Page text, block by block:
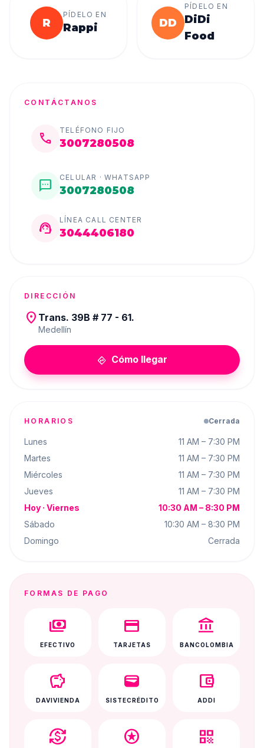
R
PÍDELO EN
Rappi DD
PÍDELO EN
DiDi
Food
CONTÁCTANOS
call
TELÉFONO FIJO
3007280508
sms
CELULAR · WHATSAPP
3007280508
support_agent
LÍNEA CALL CENTER
3044406180
DIRECCIÓN
place Trans. 39B # 77 - 61.
Medellín
directions Cómo llegar
HORARIOS Cerrada
Lunes
11 AM – 7:30 PM
Martes
11 AM – 7:30 PM
Miércoles
11 AM – 7:30 PM
Jueves
11 AM – 7:30 PM
Hoy · Viernes
10:30 AM – 8:30 PM
Sábado
10:30 AM – 8:30 PM
Domingo
Cerrada
FORMAS DE PAGO
payments
EFECTIVO
credit_card
TARJETAS
account_balance
BANCOLOMBIA
savings
DAVIVIENDA
wallet
SISTECRÉDITO
account_balance_wallet
ADDI
currency_exchange stars qr_code